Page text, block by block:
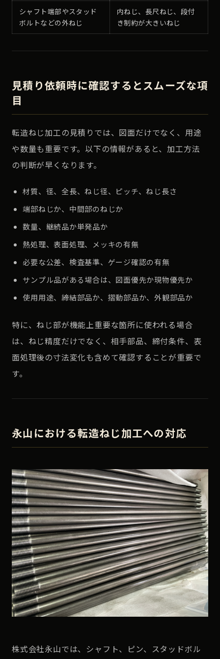
シャフト端部やスタッド
ボルトなどの外ねじ
内ねじ、長尺ねじ、段付
き制約が大きいねじ
見積り依頼時に確認するとスムーズな項
目
転造ねじ加工の見積りでは、図面だけでなく、用途
や数量も重要です。以下の情報があると、加工方法
の判断が早くなります。
材質、径、全長、ねじ径、ピッチ、ねじ長さ
端部ねじか、中間部のねじか
数量、継続品か単発品か
熱処理、表面処理、メッキの有無
必要な公差、検査基準、ゲージ確認の有無
サンプル品がある場合は、図面優先か現物優先か
使用用途、締結部品か、摺動部品か、外観部品か
特に、ねじ部が機能上重要な箇所に使われる場合
は、ねじ精度だけでなく、相手部品、締付条件、表
面処理後の寸法変化も含めて確認することが重要で
す。
永山における転造ねじ加工への対応
株式会社永山では、シャフト、ピン、スタッドボル